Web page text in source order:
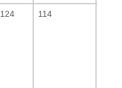
124 114